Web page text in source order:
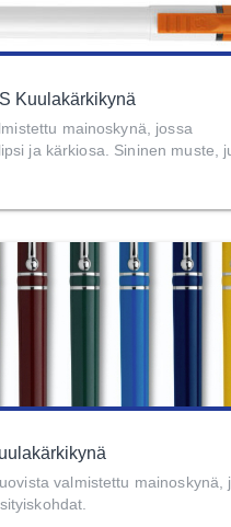
Kuulakärkikynä
mainoskynä, jossa
ja kärkiosa. Sininen muste,
valmistettu mainoskynä,